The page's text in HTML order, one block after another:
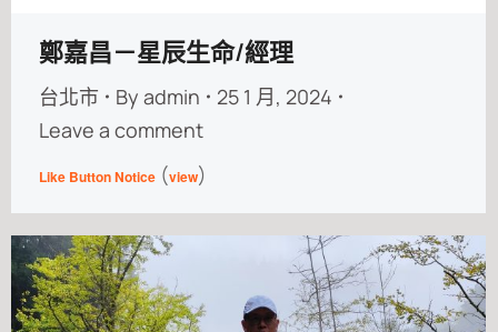
鄭嘉昌－星辰生命/經理
台北市 By admin
25 1 月, 2024
Leave a comment
Like Button Notice (view)